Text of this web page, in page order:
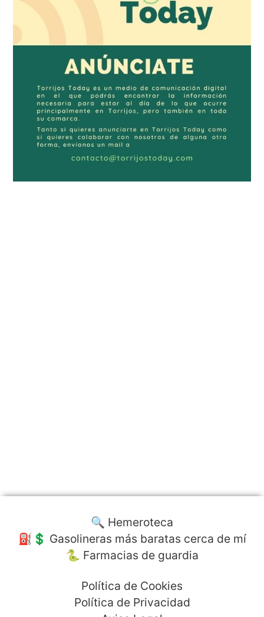
🔍 Hemeroteca
⛽️💲 Gasolineras más baratas cerca de mí
🐍 Farmacias de guardia
Política de Cookies
Política de Privacidad